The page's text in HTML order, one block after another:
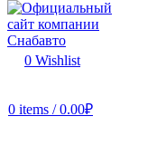
0 Wishlist
0 items / 0.00₽